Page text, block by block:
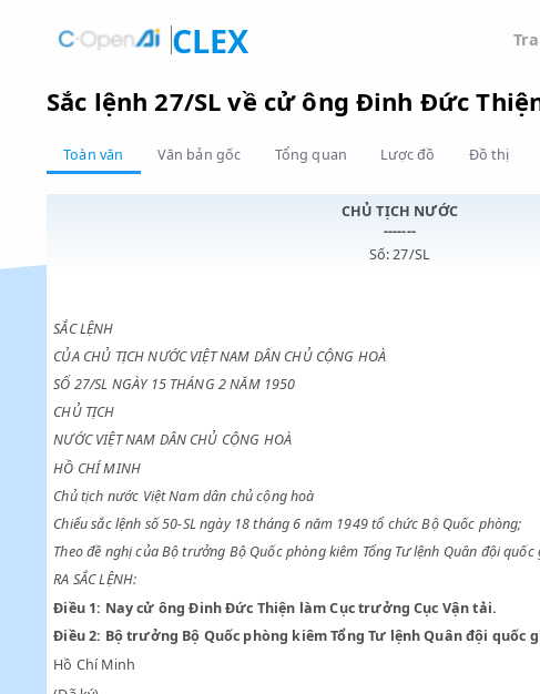
CLEX
Sắc lệnh 27/SL về cử ông Đinh Đức
Toàn văn
CHỦ TỊCH NƯỚC
-------
SẮC LỆNH
CỦA CHỦ TỊCH NƯỚC VIỆT NAM DÂN CHỦ CỘNG HOÀ
SỐ 27/SL NGÀY 15 THÁNG 2 NĂM 1950
CHỦ TỊCH
NƯỚC VIỆT NAM DÂN CHỦ CỘNG HOÀ
HỒ CHÍ MINH
Chủ tịch nước Việt Nam dân chủ cộng hoà
Chiểu sắc lệnh số 50-SL ngày 18 tháng 6 năm 1949 tổ chức Bộ Quốc
Theo đề nghị của Bộ trưởng Bộ Quốc phòng kiêm Tổng Tư lệnh Quân
RA SẮC LỆNH:
Điều 1:Nay cử ông Đinh Đức Thiện làm Cục trưởng Cục Vận